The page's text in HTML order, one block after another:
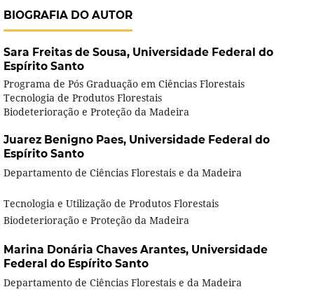
BIOGRAFIA DO AUTOR
Sara Freitas de Sousa, Universidade Federal do
Espírito Santo
Programa de Pós Graduação em Ciências Florestais
Tecnologia de Produtos Florestais
Biodeterioração e Proteção da Madeira
Juarez Benigno Paes, Universidade Federal do
Espírito Santo
Departamento de Ciências Florestais e da Madeira
Tecnologia e Utilização de Produtos Florestais
Biodeterioração e Proteção da Madeira
Marina Donária Chaves Arantes, Universidade
Federal do Espírito Santo
Departamento de Ciências Florestais e da Madeira